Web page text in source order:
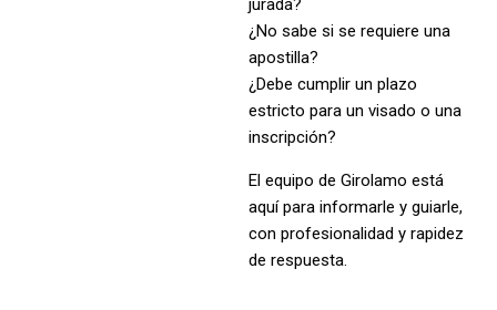
jurada?
¿No sabe si se requiere una
apostilla?
¿Debe cumplir un plazo
estricto para un visado o una
inscripción?
El equipo de Girolamo está
aquí para informarle y guiarle,
con profesionalidad y rapidez
de respuesta.